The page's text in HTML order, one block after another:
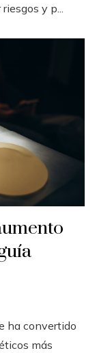
y p...
ha convertido
más